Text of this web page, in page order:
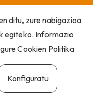
ditu, zure nabigazioa
egiteko. Informazio
Cookien Politika
Konfiguratu